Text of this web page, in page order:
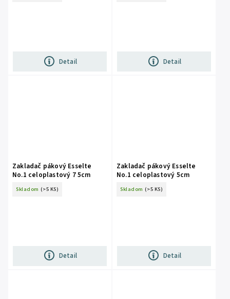
Detail Detail
Zakladač pákový Esselte
No.1 celoplastový 7 5cm
Skladom (>5 KS)
Detail
Zakladač pákový Esselte
No.1 celoplastový 5cm
Skladom (>5 KS)
Detail